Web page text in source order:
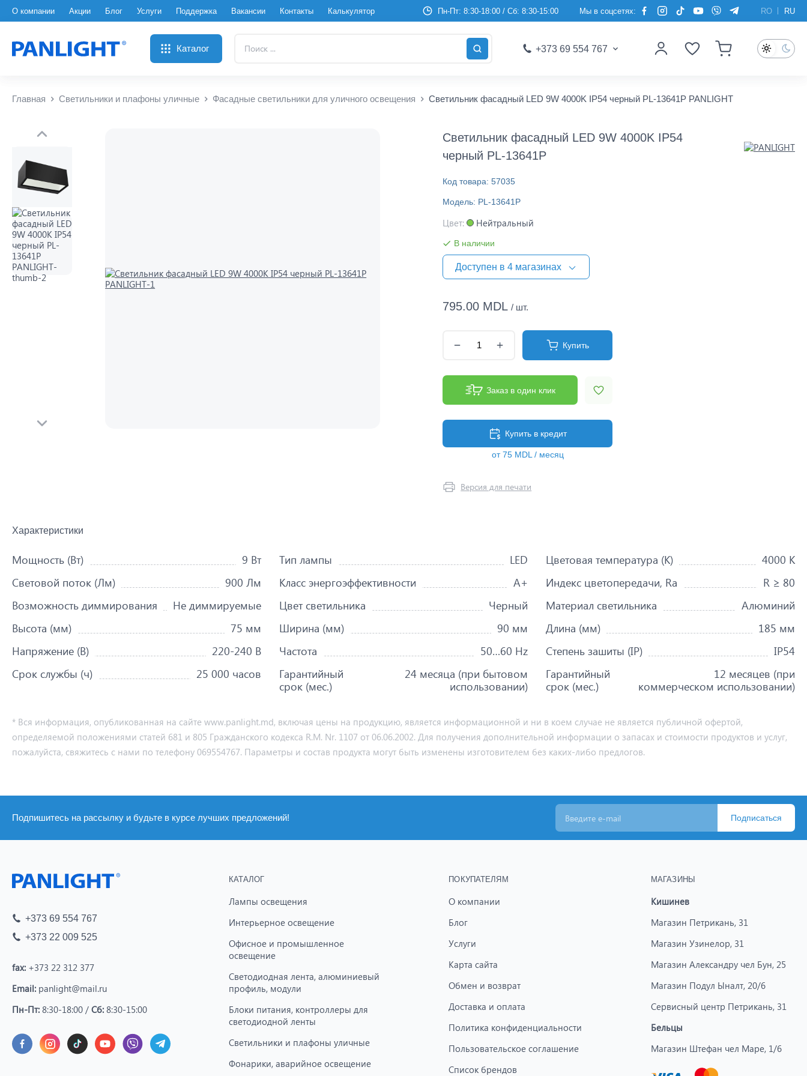
О компании Акции Блог Услуги Поддержка Вакансии Контакты Калькулятор Пн-Пт: 8:30-18:00 / Сб: 8:30-15:00 Мы в соцсетях: RO RU
Каталог +373 69 554 767
Главная Светильники и плафоны уличные Фасадные светильники для уличного освещения Светильник фасадный LED 9W 4000K IP54 черный PL-13641P PANLIGHT
Светильник фасадный LED 9W 4000K IP54
черный PL-13641P
Код товара: 57035
Модель: PL-13641P
Цвет: Нейтральный
В наличии
Доступен в 4 магазинах
795.00 MDL/ шт.
Купить
Заказ в один клик
Купить в кредит
от 75 MDL / месяц
Версия для печати
Характеристики
Мощность (Вт) 9 Вт Тип лампы LED Цветовая температура (K)
4000 K
Световой поток (Лм)
900 Лм Класс энергоэффективности A+ Индекс цветопередачи, Ra
R ≥ 80
Возможность диммирования
Не диммируемые Цвет светильника Черный Материал светильника
Алюминий
Высота (мм)
75 мм Ширина (мм) 90 мм Длина (мм)
185 мм
Напряжение (В)
220-240 В Частота 50…60 Hz Степень зашиты (IP)
IP54
Срок службы (ч)
25 000 часов
Гарантийный
срок (мес.)
24 месяца (при бытовом
использовании)
Гарантийный
срок (мес.)
12 месяцев (при
коммерческом использовании)
* Вся информация, опубликованная на сайте www.panlight.md, включая цены на продукцию, является информационной и ни в коем случае не является публичной офертой,
определяемой положениями статей 681 и 805 Гражданского кодекса R.M. Nr. 1107 от 06.06.2002. Для получения дополнительной информации о запасах и стоимости продуктов и услуг,
пожалуйста, свяжитесь с нами по телефону 069554767. Параметры и состав продукта могут быть изменены изготовителем без каких-либо предлогов.
Подпишитесь на рассылку и будьте в курсе лучших предложений! Подписаться
+373 69 554 767
+373 22 009 525
fax: +373 22 312 377
Email: panlight@mail.ru
Пн-Пт: 8:30-18:00 / Сб: 8:30-15:00
КАТАЛОГ
Лампы освещения
Интерьерное освещение
Офисное и промышленное
освещение
Светодиодная лента, алюминиевый
профиль, модули
Блоки питания, контроллеры для
светодиодной ленты
Светильники и плафоны уличные
Фонарики, аварийное освещение
ПОКУПАТЕЛЯМ
О компании
Блог
Услуги
Карта сайта
Обмен и возврат
Доставка и оплата
Политика конфиденциальности
Пользовательское соглашение
Список брендов
МАГАЗИНЫ
Кишинев
Магазин Петрикань, 31
Магазин Узинелор, 31
Магазин Александру чел Бун, 25
Магазин Подул Ыналт, 20/6
Сервисный центр Петрикань, 31
Бельцы
Магазин Штефан чел Маре, 1/6